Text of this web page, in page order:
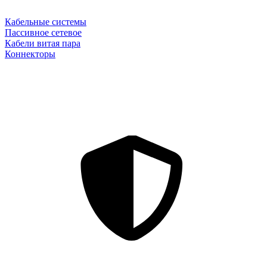
Кабельные системы
Пассивное сетевое
Кабели витая пара
Коннекторы